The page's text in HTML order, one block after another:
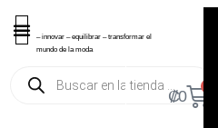
– innovar – equilibrar – transformar el
mundo de la moda
₡0